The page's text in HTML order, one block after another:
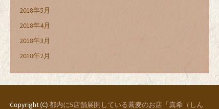
2018年5月
2018年4月
2018年3月
2018年2月
Copyright (C) 都内に5店舗展開している蕎麦のお店「真希（しん